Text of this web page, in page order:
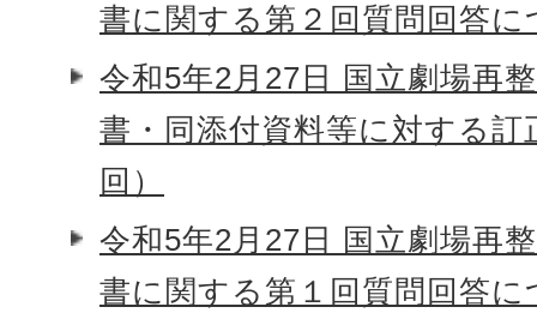
書に関する第２回質問回答に
令和5年2月27日 国立劇場再
書・同添付資料等に対する
回）
令和5年2月27日 国立劇場再
書に関する第１回質問回答に